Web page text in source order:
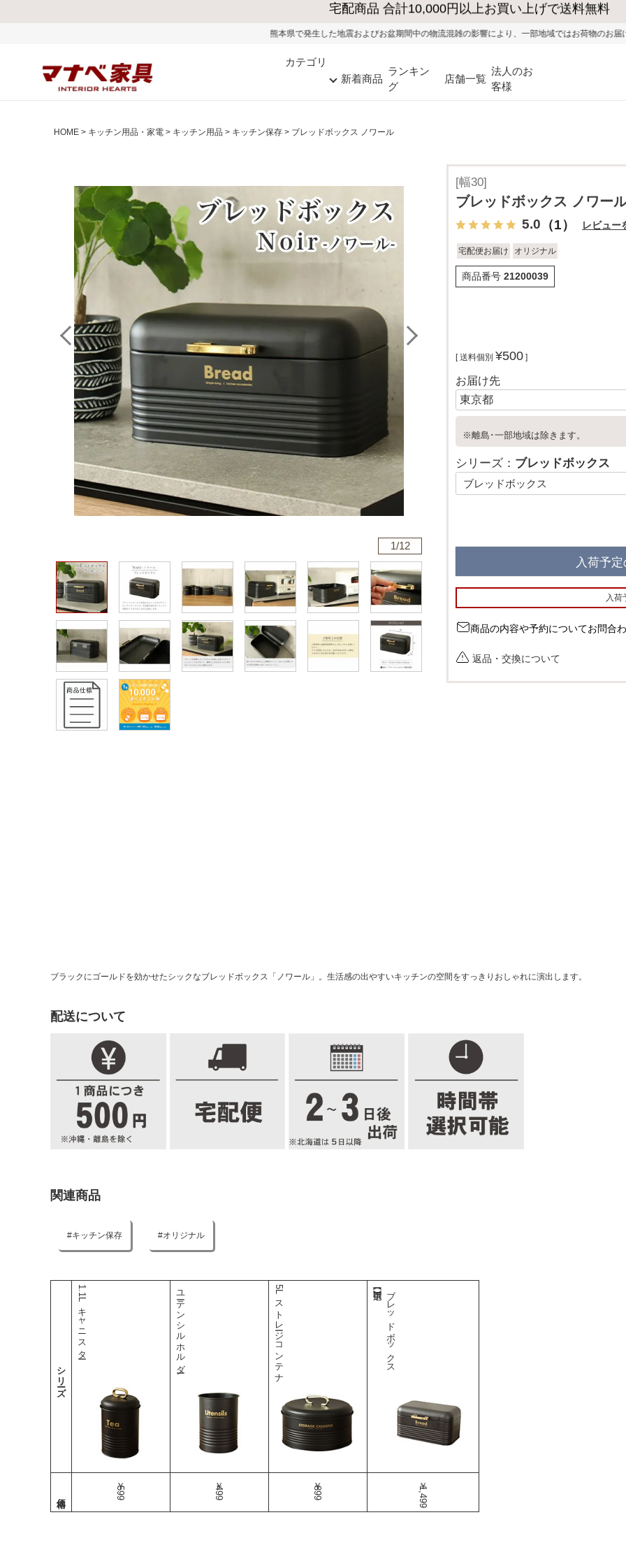
大型家具の送料・設置無料（※当社エリア）
熊本県で発生した地震およびお盆期間中の物流混雑の影響により、一部地域ではお荷物のお届けに遅れが生じる可能性
カテゴリ
新着商品
ランキン
グ
店舗一覧
法人のお
客様
HOME キッチン用品・家電 キッチン用品 キッチン保存 ブレッドボックス ノワール
1/12
[幅30]
ブレッドボックス ノワー
5.0 （1） レビュー
宅配便お届け オリジナル
商品番号 21200039
送料個別 ¥500
お届け先
※離島･一部地域は除きます。
シリーズ： ブレッドボックス
入荷予
入荷
商品の内容や予約についてお問合
返品・交換について
ブラックにゴールドを効かせたシックなブレッドボックス「ノワール」。生活感の出やすいキッチンの空間をすっきりおしゃれに演出します。
配送について
関連商品
キッチン保存 オリジナル
シリーズ
1.1Lキャニスター
￥599
ユーテンシルホルダー
￥499
5Lストレージコンテナ
￥899
ブレッドボックス
￥1,499